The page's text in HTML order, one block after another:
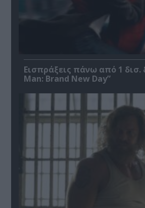
Εισπράξεις πάνω από 1 δισ.
Man: Brand New Day”